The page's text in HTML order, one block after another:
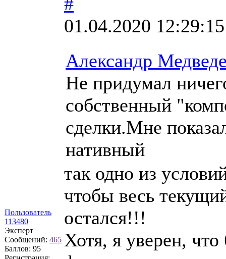
Пользователь
113480
Эксперт
Сообщений: 465
Баллов: 95
01.04.2020 12:29:15
Александр
Не придумал
собственный
сделки.Мне
нативный
так одно из
чтобы весь
остался!!!
Хотя, я уверен,